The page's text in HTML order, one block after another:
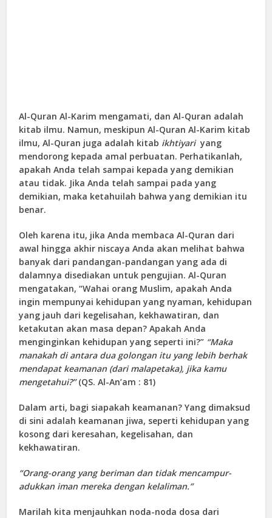
Al-Quran Al-Karim mengamati, dan Al-Quran adalah
kitab ilmu. Namun, meskipun Al-Quran Al-Karim kitab
ilmu, Al-Quran juga adalah kitab ikhtiyariyang
mendorong kepada amal perbuatan. Perhatikanlah,
apakah Anda telah sampai kepada yang demikian
atau tidak. Jika Anda telah sampai pada yang
demikian, maka ketahuilah bahwa yang demikian itu
benar.
Oleh karena itu, jika Anda membaca Al-Quran dari
awal hingga akhir niscaya Anda akan melihat bahwa
banyak dari pandangan-pandangan yang ada di
dalamnya disediakan untuk pengujian. Al-Quran
mengatakan, “Wahai orang Muslim, apakah Anda
ingin mempunyai kehidupan yang nyaman, kehidupan
yang jauh dari kegelisahan, kekhawatiran, dan
ketakutan akan masa depan? Apakah Anda
menginginkan kehidupan yang seperti ini?” “Maka
manakah di antara dua golongan itu yang lebih berhak
mendapat keamanan (dari malapetaka), jika kamu
mengetahui?”(QS. Al-An’am : 81)
Dalam arti, bagi siapakah keamanan? Yang dimaksud
di sini adalah keamanan jiwa, seperti kehidupan yang
kosong dari keresahan, kegelisahan, dan
kekhawatiran.
“Orang-orang yang beriman dan tidak mencampur-
adukkan iman mereka dengan kelaliman.”
Marilah kita menjauhkan noda-noda dosa dari